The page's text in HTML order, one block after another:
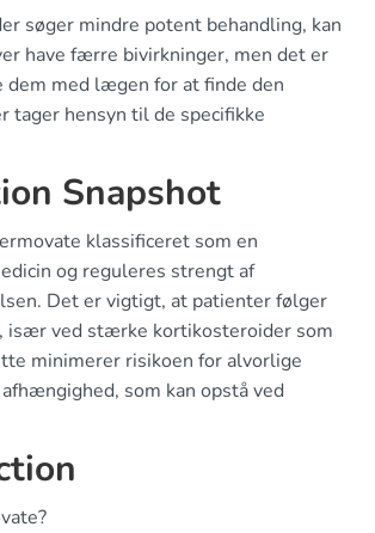
søger mindre potent behandling, kan
have færre bivirkninger, men det er
med lægen for at finde den
tager hensyn til de specifikke
Snapshot
klassificeret som en
og reguleres strengt af
Det er vigtigt, at patienter følger
især ved stærke kortikosteroider som
minimerer risikoen for alvorlige
som kan opstå ved